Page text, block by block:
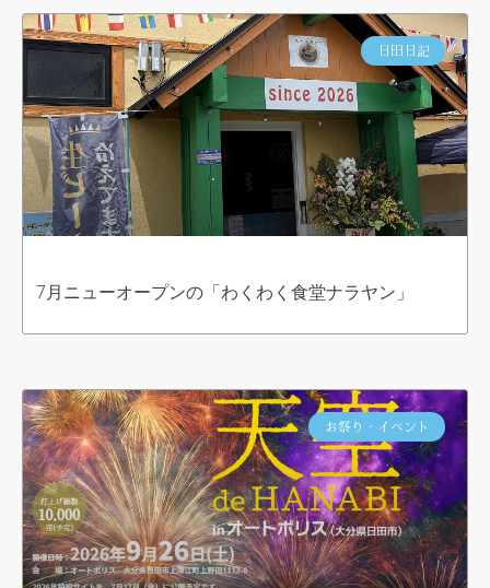
日田日記
7月ニューオープンの「わくわく食堂ナラヤン」
お祭り・イベント